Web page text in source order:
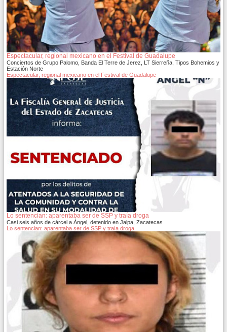
Espectacular, regional mexicano en el Festival de Guadalupe
Conciertos de Grupo Palomo, Banda El Terre de Jerez, LT Sierreña, Tipos Bohemios y
Estación Norte
Espectacular, regional mexicano en el Festival de Guadalupe
Lo sentencian: aparentaba ser de SSP y traía droga
Casi seis años de cárcel a Ángel, detenido en Jalpa, Zacatecas
Lo sentencian: aparentaba ser de SSP y traía droga